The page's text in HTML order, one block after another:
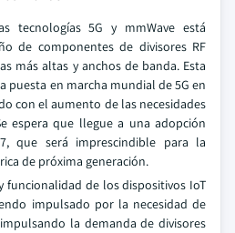
tecnologías 5G y mmWave está
de componentes de divisores RF
más altas y anchos de banda. Esta
puesta en marcha mundial de 5G en
con el aumento de las necesidades
espera que llegue a una adopción
que será imprescindible para la
de próxima generación.
funcionalidad de los dispositivos IoT
impulsado por la necesidad de
la demanda de divisores